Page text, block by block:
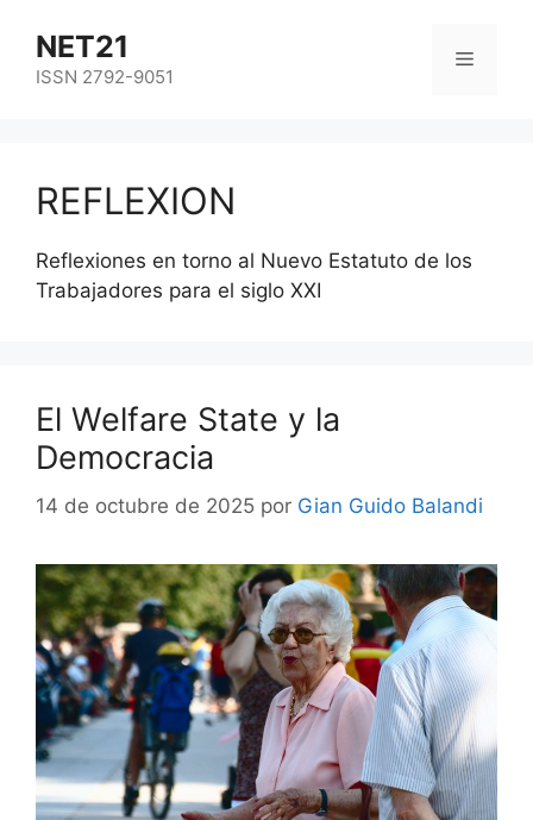
NET21
ISSN 2792-9051
REFLEXION
Reflexiones en torno al Nuevo Estatuto de los
Trabajadores para el siglo XXI
El Welfare State y la
Democracia
14 de octubre de 2025 por Gian Guido Balandi